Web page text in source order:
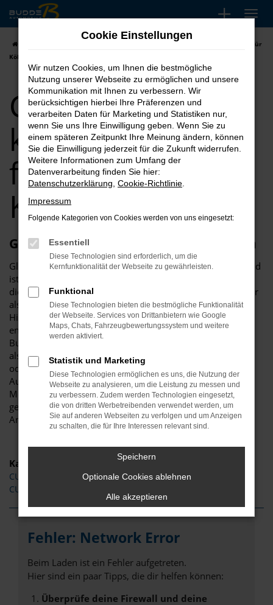
Zum
Hauptinhalt
springen
CUPRA Ateca kaufen, leasen, finanzieren für
Köln
CUPRA Ateca
kaufen, leasen,
finanzieren für
Köln
Glückwunsch zum CUPRA Ateca in Köln
Glückwunsch: der CUPRA Ateca passt perfekt nach Köln und
ist ganz sicher das passende Fahrzeug für Sie. Der Vorteil
dieses Modells besteht darin, dass sowohl der Stadtverkehr
als auch längere Strecken souverän gemeistert werden.
Hinzu kommt eine herausragende Ausstattung und eine
enorme Effizienz hinsichtlich der Motorisierung. Wir von
Budde Automobile bieten Ihnen den CUPRA Ateca sowohl
als Neuwagen als auch als EU-Import sowie als Gebraucht-
oder Jahreswagen. Entsprechend haben Sie die ganz große
Auswahl und entscheiden komplett selbst, mit welchem
Modell Sie fortan in Köln unterwegs sind. Wir beraten Sie
gerne und stehen Ihnen für all Ihre Fragen Rede und
Antwort.
Kategorie
CUPRA Ateca Gebrauchtwagen Köln
CUPRA Ateca Jahreswagen Köln
Fehler: Network Error
Beim Laden ist ein Fehler aufgetreten.
Hier sind ein paar Tipps, die dir helfen können:
Überprüfe deine Firewall und deine
Cookie Einstellungen
Wir nutzen Cookies, um Ihnen die bestmögliche
Nutzung unserer Webseite zu ermöglichen und unsere
Kommunikation mit Ihnen zu verbessern. Wir
berücksichtigen hierbei Ihre Präferenzen und
verarbeiten Daten für Marketing und Statistiken nur,
wenn Sie uns Ihre Einwilligung geben. Wenn Sie zu
einem späteren Zeitpunkt Ihre Meinung ändern, können
Sie die Einwilligung jederzeit für die Zukunft widerrufen.
Weitere Informationen zum Umfang der
Datenverarbeitung finden Sie hier:
Datenschutzerklärung Cookie-Richtlinie
Impressum
Folgende Kategorien von Cookies werden von uns eingesetzt:
Essentiell
Diese Technologien sind erforderlich, um die
Kernfunktionalität der Webseite zu gewährleisten.
Funktional
Diese Technologien bieten die bestmögliche Funktionalität
der Webseite. Services von Drittanbietern wie Google
Maps, Chats, Fahrzeugbewertungssystem und weitere
werden aktiviert.
Statistik und Marketing
Diese Technologien ermöglichen es uns, die Nutzung der
Webseite zu analysieren, um die Leistung zu messen und
zu verbessern. Zudem werden Technologien eingesetzt,
die von dritten Werbetreibenden verwendet werden, um
Sie auf anderen Webseiten zu verfolgen und um Anzeigen
zu schalten, die für Ihre Interessen relevant sind.
Speichern
Optionale Cookies ablehnen
Alle akzeptieren